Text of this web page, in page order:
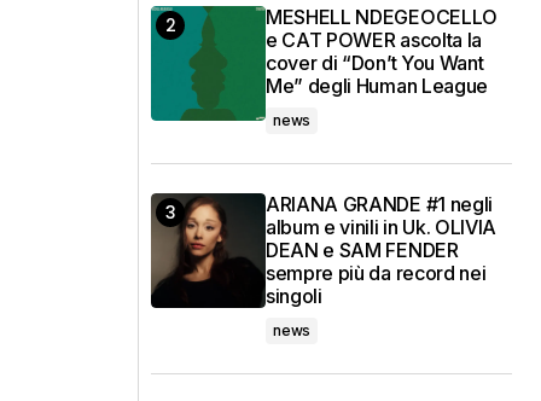
MESHELL NDEGEOCELLO
e CAT POWER ascolta la
cover di “Don’t You Want
Me” degli Human League
news
ARIANA GRANDE #1 negli
album e vinili in Uk. OLIVIA
DEAN e SAM FENDER
sempre più da record nei
singoli
news